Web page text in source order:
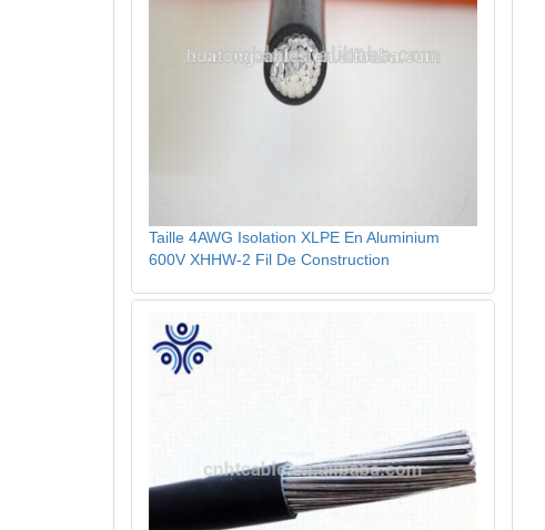
Taille 4AWG Isolation XLPE En Aluminium
600V XHHW-2 Fil De Construction